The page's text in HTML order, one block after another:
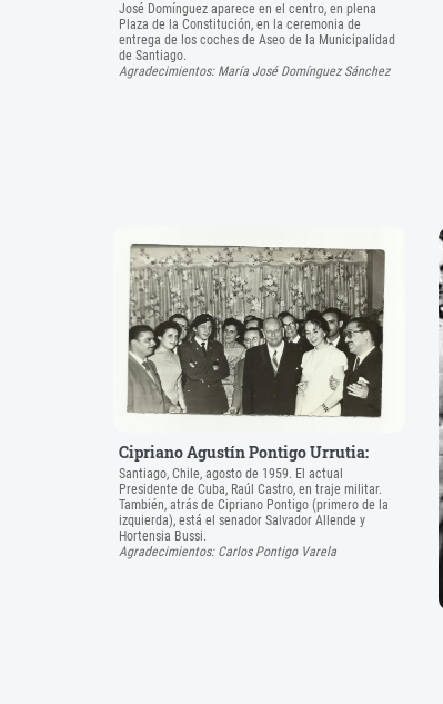
José Domínguez aparece en el centro, en plena
Plaza de la Constitución, en la ceremonia de
entrega de los coches de Aseo de la Municipalidad
de Santiago.
Agradecimientos: María José Domínguez Sánchez
Cipriano Agustín Pontigo Urrutia:
Santiago, Chile, agosto de 1959. El actual
Presidente de Cuba, Raúl Castro, en traje militar.
También, atrás de Cipriano Pontigo (primero de la
izquierda), está el senador Salvador Allende y
Hortensia Bussi.
Agradecimientos: Carlos Pontigo Varela